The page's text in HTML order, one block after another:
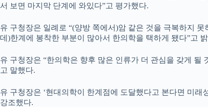
서 보면 마지막 단계에 와있다”고 평가했다.
유 구청장은 일례로 “(양방 쪽에서)암 같은 것을 극복하지
데)한계에 봉착한 부분이 많아서 한의학을 택하게 됐다”고
유 구청장은 “한의학은 향후 많은 인류가 더 관심을 갖게
고 말했다.
유 구청장은 ‘현대의학이 한계점에 도달했다고 본다면 미
강조했다.